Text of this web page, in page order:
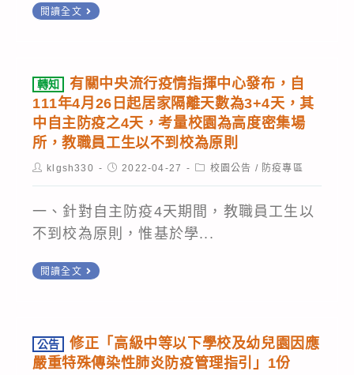
體
通
知
公
告
中
行
配
合
居
家
隔
離
宣
通
閱讀全文
更
新
防
疫
指
引，
請
務
詳
合
辦
轉知
有關中央流行疫情指揮中心發布，自
111年4月26日起居家隔離天數為3+4天，其
中自主防疫之4天，考量校園為高度密集場
所，教職員工生以不到校為原則
Postklgsh330
Post2022-04-27
Post校園公告 / 防疫專區
一、針對自主防疫4天期間，教職員工生以
不到校為原則，惟基於學...
閱讀全文
關
中
公告
修正「高級中等以下學校及幼兒園因應
嚴重特殊傳染性肺炎防疫管理指引」1份